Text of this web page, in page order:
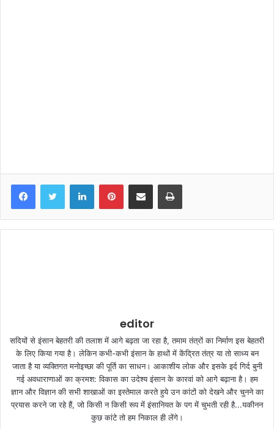
editor
सदियों से इंसान बेहतरी की तलाश में आगे बढ़ता जा रहा है, तमाम तंत्रों का निर्माण इस बेहतरी
के लिए किया गया है। लेकिन कभी-कभी इंसान के हाथों में केंद्रित तंत्र या तो साध्य बन
जाता है या व्यक्तिगत मनोइच्छा की पूर्ति का साधन। आकाशीय लोक और इसके इर्द गिर्द बुनी
गई अवधाराणाओं का क्रमश: विकास का उदेश्य इंसान के कारवां को आगे बढ़ाना है। हम
ज्ञान और विज्ञान की सभी शाखाओं का इस्तेमाल करते हुये उन कांटों को देखने और चुनने का
प्रयास करने जा रहे हैं, जो किसी न किसी रूप में इंसानियत के पग में चुभती रही है...यकीनन
कुछ कांटे तो हम निकाल ही लेंगे।